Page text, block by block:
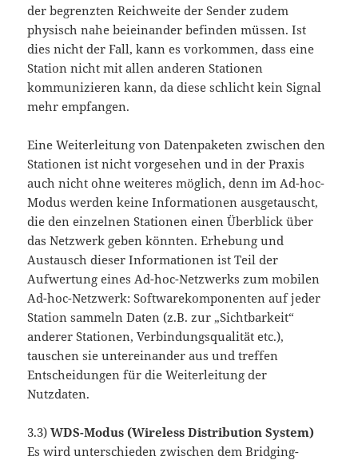
der begrenzten Reichweite der Sender zudem
physisch nahe beieinander befinden müssen. Ist
dies nicht der Fall, kann es vorkommen, dass eine
Station nicht mit allen anderen Stationen
kommunizieren kann, da diese schlicht kein Signal
mehr empfangen.
Eine Weiterleitung von Datenpaketen zwischen den
Stationen ist nicht vorgesehen und in der Praxis
auch nicht ohne weiteres möglich, denn im Ad-hoc-
Modus werden keine Informationen ausgetauscht,
die den einzelnen Stationen einen Überblick über
das Netzwerk geben könnten. Erhebung und
Austausch dieser Informationen ist Teil der
Aufwertung eines Ad-hoc-Netzwerks zum mobilen
Ad-hoc-Netzwerk: Softwarekomponenten auf jeder
Station sammeln Daten (z.B. zur „Sichtbarkeit“
anderer Stationen, Verbindungsqualität etc.),
tauschen sie untereinander aus und treffen
Entscheidungen für die Weiterleitung der
Nutzdaten.
3.3)WDS-Modus (Wireless Distribution System)
Es wird unterschieden zwischen dem Bridging-